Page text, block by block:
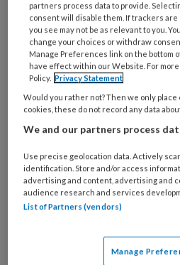
Kinderen
Wil je dit
partners process data to provide.
consent will disable them. If trackers are
you see may not be as relevant to you.
change your choices or withdraw
Manage Preferences link on the bottom
have effect within our Website. For
Policy. Privacy Statement
Would you rather not? Then we only
cookies, these do not record any data
We and our partners process
Use precise geolocation data. Actively
identification. Store and/or access
advertising and content, advertising and
audience research and services
List of Partners (vendors)
Manage